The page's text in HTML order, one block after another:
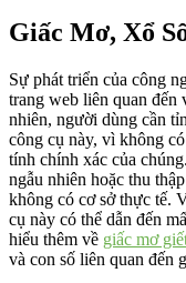
Giấc Mơ, Xổ
Sự phát triển của công
trang web liên quan đến
nhiên, người dùng cần
công cụ này, vì không
tính chính xác của
ngẫu nhiên hoặc thu
không có cơ sở thực tế.
cụ này có thể dẫn đến
hiểu thêm về giấc mơ
và con số liên quan đến